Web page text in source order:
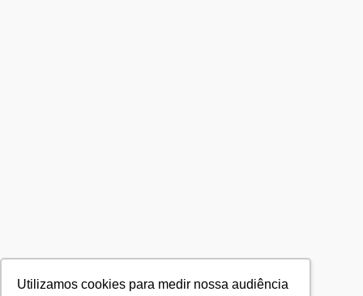
Utilizamos cookies para medir nossa audiência